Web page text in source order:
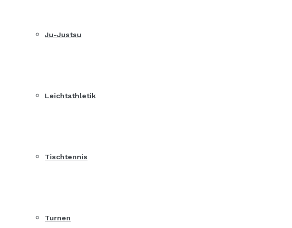
Ju-Justsu
Leichtathletik
Tischtennis
Turnen